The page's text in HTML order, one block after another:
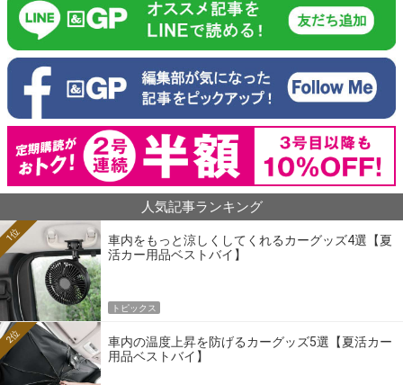
人気記事ランキング
車内をもっと涼しくしてくれるカーグッズ4選【夏
活カー用品ベストバイ】
1位
トピックス
車内の温度上昇を防げるカーグッズ5選【夏活カー
用品ベストバイ】
2位